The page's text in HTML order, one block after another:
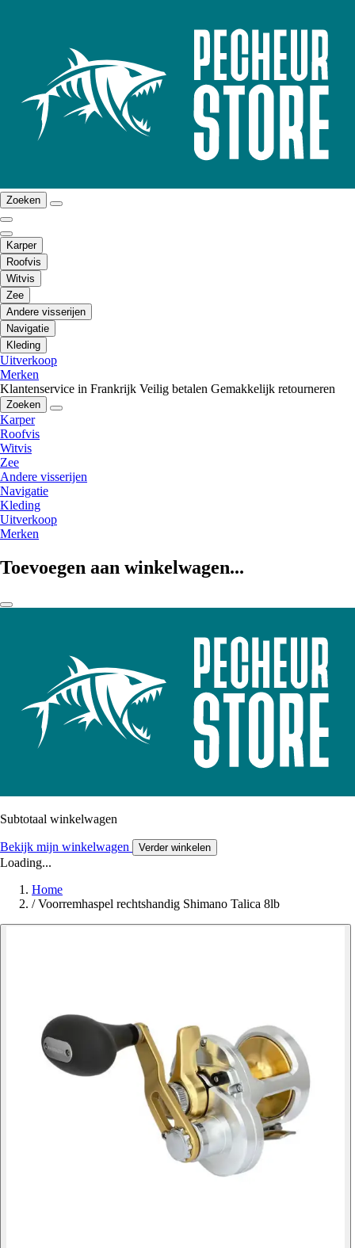
Zoeken
Karper
Roofvis
Witvis
Zee
Andere visserijen
Navigatie
Kleding
Uitverkoop
Merken
Klantenservice in Frankrijk Veilig betalen Gemakkelijk retourneren
Zoeken
Karper
Roofvis
Witvis
Zee
Andere visserijen
Navigatie
Kleding
Uitverkoop
Merken
Toevoegen aan winkelwagen...
Subtotaal winkelwagen
Bekijk mijn winkelwagen Verder winkelen
Loading...
Home
/ Voorremhaspel rechtshandig Shimano Talica 8lb